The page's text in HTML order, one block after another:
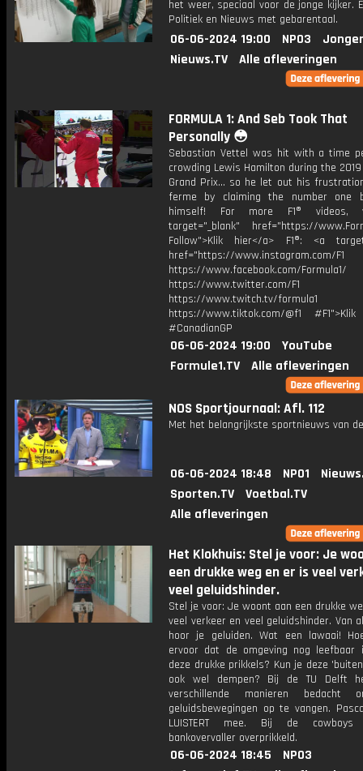
het weer, speciaal voor de jonge kijker.
Politiek en Nieuws met gebarentaal.
06-06-2024 19:00 NPO3
Nieuws.TV
Alle afleveringen
FORMULA 1: And Seb Took That
Personally 😳
Sebastian Vettel was hit with a time
crowding Lewis Hamilton during the
Grand Prix... so he let out his
ferme by claiming the number one
himself! For more F1® videos,
target="_blank" href="https://
Follow">Klik hier</a> F1®: <a
href="https://www.instagram.com/F1
https://www.facebook.com/Formula1/
https://www.twitter.com/F1
https://www.twitch.tv/formula1
https://www.tiktok.com/@f1
#CanadianGP
06-06-2024 19:00
YouTube
Formule1.TV
Alle afleveringen
NOS Sportjournaal: Afl. 112
Met het belangrijkste sportnieuws van
06-06-2024 18:48 NPO1
Sporten.TV
Voetbal.TV
Alle afleveringen
Het Klokhuis: Stel je voor: Je
een drukke weg en er is veel
veel geluidshinder.
Stel je voor: Je woont aan een drukke
veel verkeer en veel geluidshinder. Van
hoor je geluiden. Wat een lawaai!
ervoor dat de omgeving nog
deze drukke prikkels? Kun je deze
ook wel dempen? Bij de TU Delft
verschillende manieren bedacht
geluidsbewegingen op te vangen.
LUISTERT mee. Bij de
bankovervaller overprikkeld.
06-06-2024 18:45
NPO3